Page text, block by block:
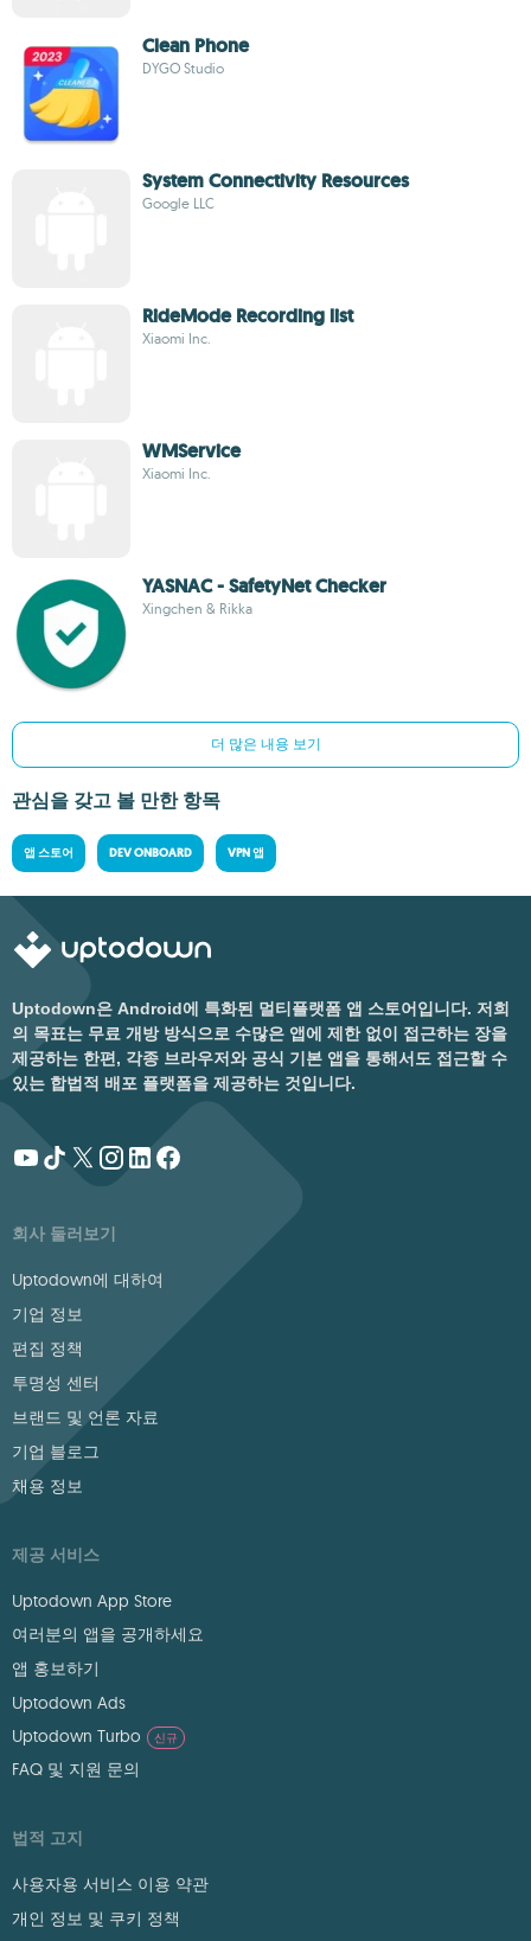
Clean Phone
DYGO Studio
System Connectivity Resources
Google LLC
RideMode Recording list
Xiaomi Inc.
WMService
Xiaomi Inc.
YASNAC - SafetyNet Checker
Xingchen & Rikka
더 많은 내용 보기
관심을 갖고 볼 만한 항목
앱 스토어 DEV ONBOARD VPN 앱
Uptodown은 Android에 특화된 멀티플랫폼 앱 스토어입니다. 저희
의 목표는 무료 개방 방식으로 수많은 앱에 제한 없이 접근하는 장을
제공하는 한편, 각종 브라우저와 공식 기본 앱을 통해서도 접근할 수
있는 합법적 배포 플랫폼을 제공하는 것입니다.
회사 둘러보기
Uptodown에 대하여
기업 정보
편집 정책
투명성 센터
브랜드 및 언론 자료
기업 블로그
채용 정보
제공 서비스
Uptodown App Store
여러분의 앱을 공개하세요
앱 홍보하기
Uptodown Ads
Uptodown Turbo
신규
FAQ 및 지원 문의
법적 고지
사용자용 서비스 이용 약관
개인 정보 및 쿠키 정책